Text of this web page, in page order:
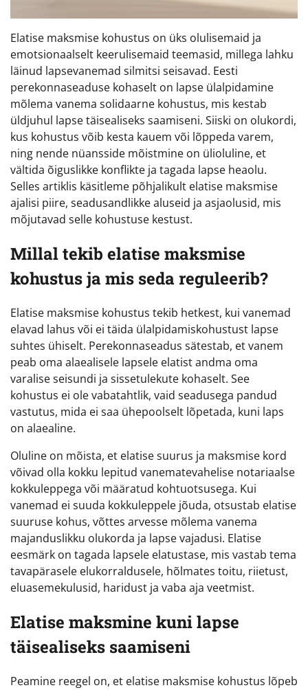
Elatise maksmise kohustus on üks olulisemaid ja
emotsionaalselt keerulisemaid teemasid, millega lahku
läinud lapsevanemad silmitsi seisavad. Eesti
perekonnaseaduse kohaselt on lapse ülalpidamine
mõlema vanema solidaarne kohustus, mis kestab
üldjuhul lapse täisealiseks saamiseni. Siiski on olukordi,
kus kohustus võib kesta kauem või lõppeda varem,
ning nende nüansside mõistmine on ülioluline, et
vältida õiguslikke konflikte ja tagada lapse heaolu.
Selles artiklis käsitleme põhjalikult elatise maksmise
ajalisi piire, seadusandlikke aluseid ja asjaolusid, mis
mõjutavad selle kohustuse kestust.
Millal tekib elatise maksmise
kohustus ja mis seda reguleerib?
Elatise maksmise kohustus tekib hetkest, kui vanemad
elavad lahus või ei täida ülalpidamiskohustust lapse
suhtes ühiselt. Perekonnaseadus sätestab, et vanem
peab oma alaealisele lapsele elatist andma oma
varalise seisundi ja sissetulekute kohaselt. See
kohustus ei ole vabatahtlik, vaid seadusega pandud
vastutus, mida ei saa ühepoolselt lõpetada, kuni laps
on alaealine.
Oluline on mõista, et elatise suurus ja maksmise kord
võivad olla kokku lepitud vanematevahelise notariaalse
kokkuleppega või määratud kohtuotsusega. Kui
vanemad ei suuda kokkuleppele jõuda, otsustab elatise
suuruse kohus, võttes arvesse mõlema vanema
majanduslikku olukorda ja lapse vajadusi. Elatise
eesmärk on tagada lapsele elatustase, mis vastab tema
tavapärasele elukorraldusele, hõlmates toitu, riietust,
eluasemekulusid, haridust ja vaba aja veetmist.
Elatise maksmine kuni lapse
täisealiseks saamiseni
Peamine reegel on, et elatise maksmise kohustus lõpeb